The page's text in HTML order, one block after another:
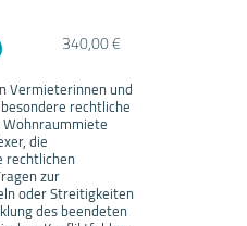
340,00 €
Vermieterinnen und
rechtliche
die
rechtlichen
zur
oder Streitigkeiten
des beendeten